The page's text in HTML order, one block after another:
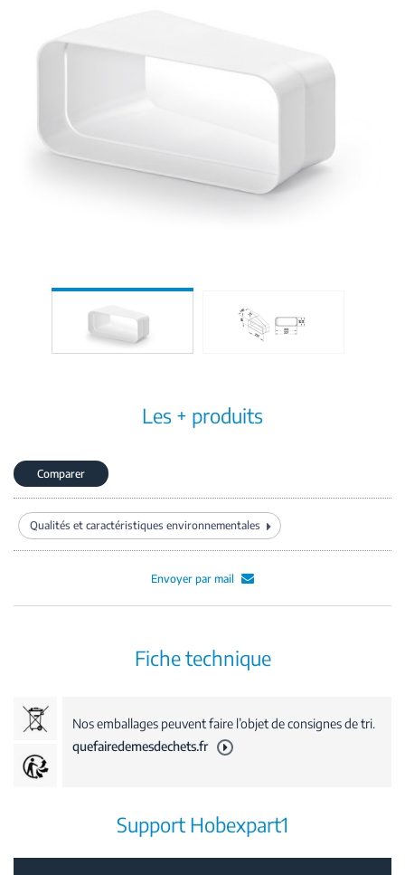
Les + produits
Comparer
Qualités et caractéristiques environnementales
Envoyer par mail
Fiche technique
Nos emballages peuvent faire l’objet de consignes de tri.
quefairedemesdechets.fr
Support Hobexpart1